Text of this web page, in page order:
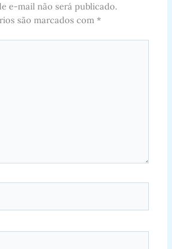
e-mail não será publicado.
são marcados com *